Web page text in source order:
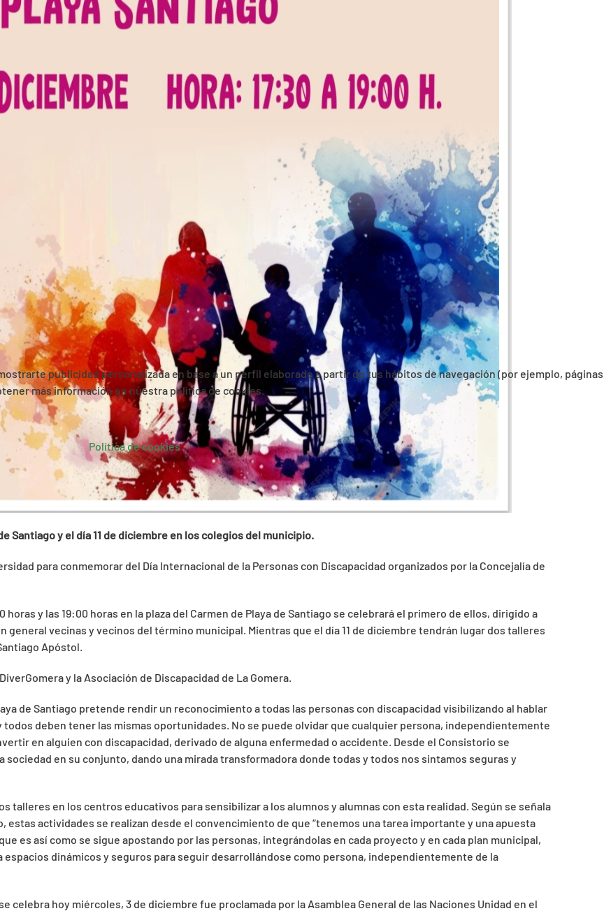
Santiago y el día 11 de diciembre en los colegios del municipio.
para conmemorar del Día Internacional de la Personas con Discapacidad organizados por la Concejalía de
y las 19:00 horas en la plaza del Carmen de Playa de Santiago se celebrará el primero de ellos, dirigido a
vecinas y vecinos del término municipal. Mientras que el día 11 de diciembre tendrán lugar dos talleres
Apóstol.
y la Asociación de Discapacidad de La Gomera.
de Santiago pretende rendir un reconocimiento a todas las personas con discapacidad visibilizando al hablar
deben tener las mismas oportunidades. No se puede olvidar que cualquier persona, independientemente
en alguien con discapacidad, derivado de alguna enfermedad o accidente. Desde el Consistorio se
en su conjunto, dando una mirada transformadora donde todas y todos nos sintamos seguras y
talleres en los centros educativos para sensibilizar a los alumnos y alumnas con esta realidad. Según se señala
estas actividades se realizan desde el convencimiento de que “tenemos una tarea importante y una apuesta
es así como se sigue apostando por las personas, integrándolas en cada proyecto y en cada plan municipal,
dinámicos y seguros para seguir desarrollándose como persona, independientemente de la
celebra hoy miércoles, 3 de diciembre fue proclamada por la Asamblea General de las Naciones Unidad en el
publicidad personalizada en base a un perfil elaborado a partir de tus hábitos de navegación (por ejemplo, páginas
más información en nuestra política de cookies.
Política de cookies